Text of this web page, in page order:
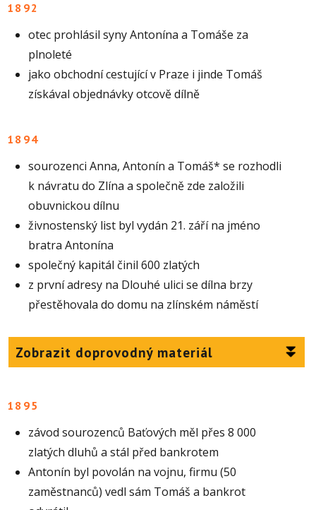
1892
otec prohlásil syny Antonína a Tomáše za
plnoleté
jako obchodní cestující v Praze i jinde Tomáš
získával objednávky otcově dílně
1894
sourozenci Anna, Antonín a Tomáš* se rozhodli
k návratu do Zlína a společně zde založili
obuvnickou dílnu
živnostenský list byl vydán 21. září na jméno
bratra Antonína
společný kapitál činil 600 zlatých
z první adresy na Dlouhé ulici se dílna brzy
přestěhovala do domu na zlínském náměstí
Zobrazit doprovodný materiál
1895
závod sourozenců Baťových měl přes 8 000
zlatých dluhů a stál před bankrotem
Antonín byl povolán na vojnu, firmu (50
zaměstnanců) vedl sám Tomáš a bankrot